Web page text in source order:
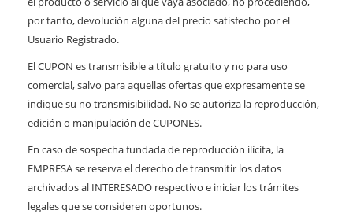
por tanto, devolución alguna del precio satisfecho por el
Usuario Registrado.
El CUPON es transmisible a título gratuito y no para uso
comercial, salvo para aquellas ofertas que expresamente se
indique su no transmisibilidad. No se autoriza la reproducción,
edición o manipulación de CUPONES.
En caso de sospecha fundada de reproducción ilícita, la
EMPRESA se reserva el derecho de transmitir los datos
archivados al INTERESADO respectivo e iniciar los trámites
legales que se consideren oportunos.